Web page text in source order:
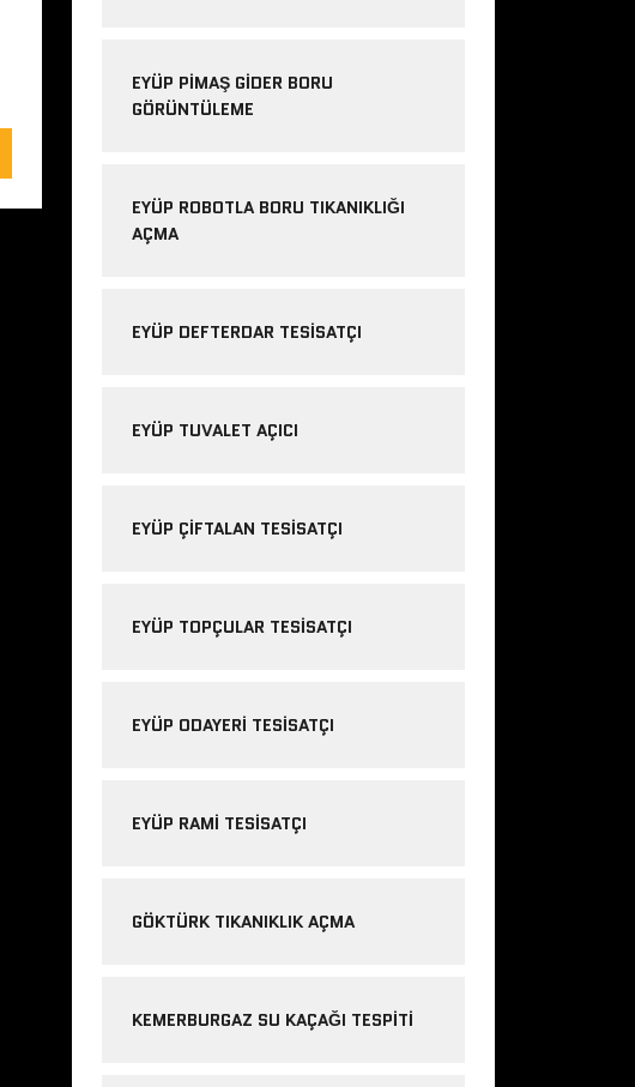
EYÜP PIMAŞ GIDER BORU
GÖRÜNTÜLEME
EYÜP ROBOTLA BORU TIKANIKLIĞI
AÇMA
EYÜP DEFTERDAR TESISATÇI
EYÜP TUVALET AÇICI
EYÜP ÇIFTALAN TESISATÇI
EYÜP TOPÇULAR TESISATÇI
EYÜP ODAYERI TESISATÇI
EYÜP RAMI TESISATÇI
GÖKTÜRK TIKANIKLIK AÇMA
KEMERBURGAZ SU KAÇAĞI TESPITI